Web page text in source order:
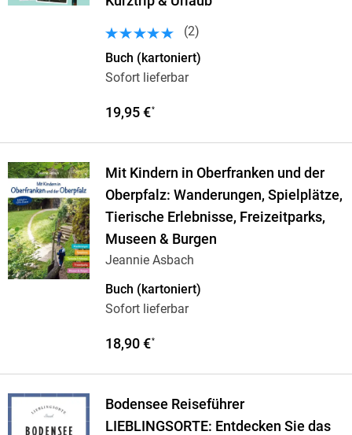
(2)
Buch (kartoniert)
Sofort lieferbar
19,95 €*
Mit Kindern in Oberfranken und der
Oberpfalz: Wanderungen, Spielplätze,
Tierische Erlebnisse, Freizeitparks,
Museen & Burgen
Jeannie Asbach
Buch (kartoniert)
Sofort lieferbar
18,90 €*
Bodensee Reiseführer
LIEBLINGSORTE: Entdecken Sie das